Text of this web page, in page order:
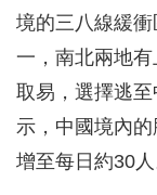
境的三八線緩
一，南北兩地
取易，選擇逃
示，中國境內
增至每日約30人